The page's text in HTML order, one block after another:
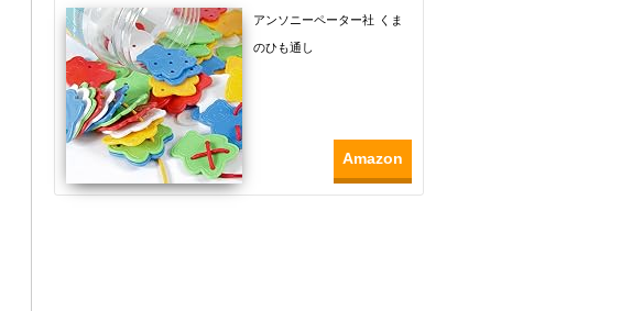
アンソニーペーター社 くま
のひも通し
Amazon